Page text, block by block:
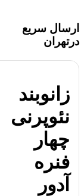
ارسال سریع
درتهران
زانوبند
نئوپرنی
چهار
فنره
آدور